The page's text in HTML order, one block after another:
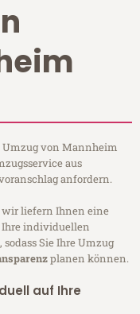
von Mannheim
aus
anfordern.
wir liefern Ihnen eine
individuellen
Sie Ihre Umzug
planen können.
auf Ihre